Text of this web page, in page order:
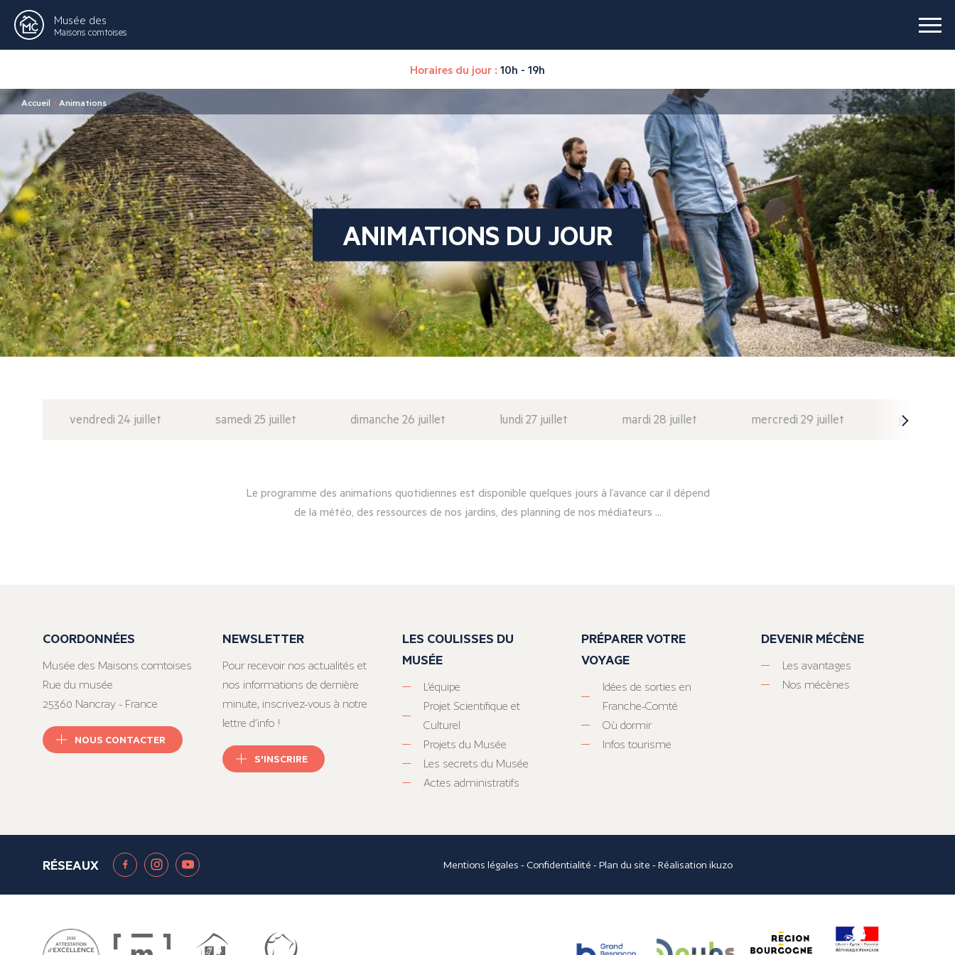
Musée des
Maisons comtoises
Horaires du jour : 10h - 19h
Accueil > Animations
ANIMATIONS DU JOUR
vendredi 24 juillet samedi 25 juillet dimanche 26 juillet lundi 27 juillet mardi 28 juillet mercredi 29 juillet jeudi 30
Le programme des animations quotidiennes est disponible quelques jours à l’avance car il dépend
de la météo, des ressources de nos jardins, des planning de nos médiateurs ...
COORDONNÉES
Musée des Maisons comtoises
Rue du musée
25360 Nancray - France
NOUS CONTACTER
NEWSLETTER
Pour recevoir nos actualités et
nos informations de dernière
minute, inscrivez-vous à notre
lettre d’info !
S'INSCRIRE
LES COULISSES DU
MUSÉE
L’équipe
Projet Scientifique et
Culturel
Projets du Musée
Les secrets du Musée
Actes administratifs
PRÉPARER VOTRE
VOYAGE
Idées de sorties en
Franche-Comté
Où dormir
Infos tourisme
DEVENIR MÉCÈNE
Les avantages
Nos mécènes
RÉSEAUX Mentions légales - Confidentialité -Plan du site - Réalisationikuzo